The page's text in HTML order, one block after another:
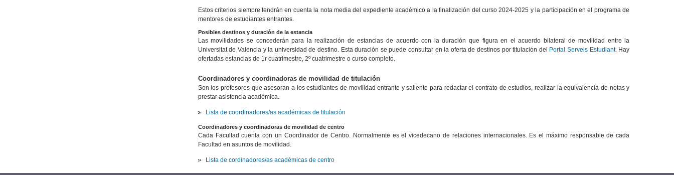
Estos criterios siempre tendrán en cuenta la nota media del expediente académico a la finalización del curso 2024-2025 y la participación en el programa de
mentores de estudiantes entrantes.
Posibles destinos y duración de la estancia
Las movilidades se concederán para la realización de estancias de acuerdo con la duración que figura en el acuerdo bilateral de movilidad entre la
Universitat de Valencia y la universidad de destino. Esta duración se puede consultar en la oferta de destinos por titulación del
Portal Serveis Estudiant. Hay
ofertadas estancias de 1r cuatrimestre, 2º cuatrimestre o curso completo.
Coordinadores y coordinadoras de movilidad de titulación
Son los profesores que asesoran a los estudiantes de movilidad entrante y saliente para redactar el contrato de estudios, realizar la equivalencia de notas y
prestar asistencia académica.
Lista de coordinadores/as académicas de titulación
Coordinadores y coordinadoras de movilidad de centro
Cada Facultad cuenta con un Coordinador de Centro. Normalmente es el vicedecano de relaciones internacionales. Es el máximo responsable de cada
Facultad en asuntos de movilidad.
Lista de cordinadores/as académicas de centro